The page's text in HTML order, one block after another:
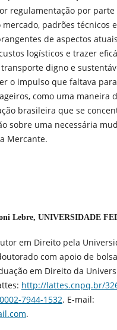
regulamentação por parte
padrões técnicos
de aspectos
logísticos e trazer
digno e
o impulso que faltava
como uma maneira
brasileira que se
sobre uma necessária
Mercante.
Lebre, UNIVERSIDADE
em Direito pela
com apoio de bolsa
em Direito da
http://lattes.cnpq.br/
7944-1532. E-mail:
.